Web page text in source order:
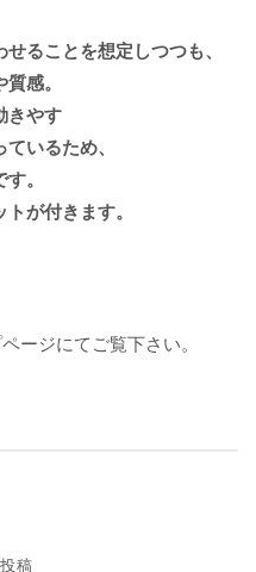
ることを想定しつつも、
感。
きやす
いるため、
。
が付きます。
ージにてご覧下さい。
稿